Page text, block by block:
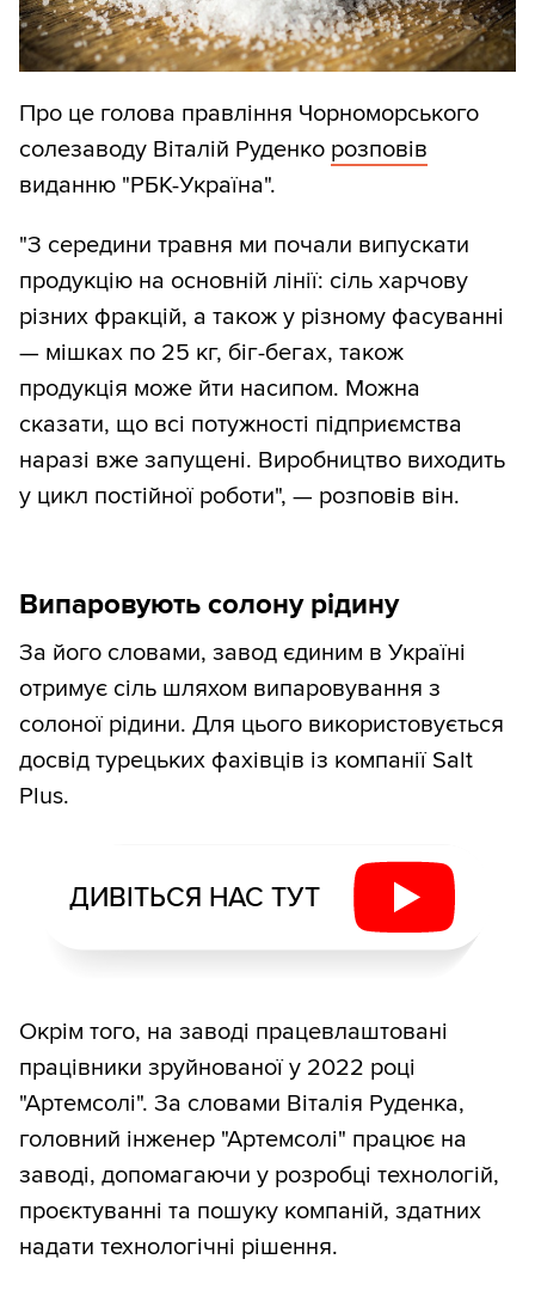
Про це голова правління Чорноморського
солезаводу Віталій Руденко розповів
виданню "РБК-Україна".
"З середини травня ми почали випускати
продукцію на основній лінії: сіль харчову
різних фракцій, а також у різному фасуванні
— мішках по 25 кг, біг-бегах, також
продукція може йти насипом. Можна
сказати, що всі потужності підприємства
наразі вже запущені. Виробництво виходить
у цикл постійної роботи", — розповів він.
Випаровують солону рідину
За його словами, завод єдиним в Україні
отримує сіль шляхом випаровування з
солоної рідини. Для цього використовується
досвід турецьких фахівців із компанії Salt
Plus.
ДИВІТЬСЯ НАС ТУТ
Окрім того, на заводі працевлаштовані
працівники зруйнованої у 2022 році
"Артемсолі". За словами Віталія Руденка,
головний інженер "Артемсолі" працює на
заводі, допомагаючи у розробці технологій,
проєктуванні та пошуку компаній, здатних
надати технологічні рішення.